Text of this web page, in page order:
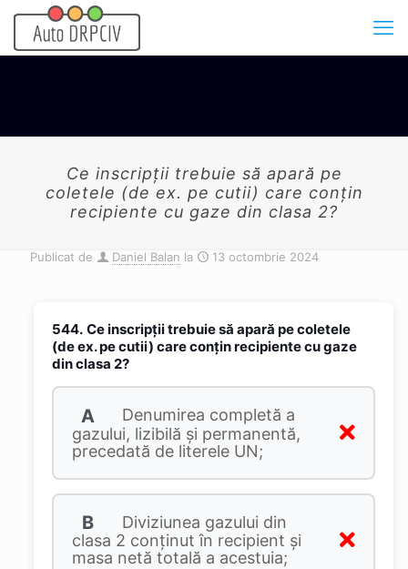
Ce inscripții trebuie să apară pe
coletele (de ex. pe cutii) care conțin
recipiente cu gaze din clasa 2?
Publicat de Daniel Balan la 13 octombrie 2024
544. Ce inscripții trebuie să apară pe coletele
(de ex. pe cutii) care conțin recipiente cu gaze
din clasa 2?
A
Denumirea completă a
gazului, lizibilă şi permanentă,
precedată de literele UN;
B
Diviziunea gazului din
clasa 2 conţinut în recipient şi
masa netă totală a acestuia;